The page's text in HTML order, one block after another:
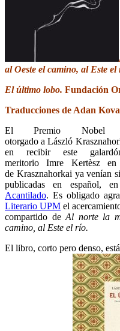
al Oeste el camino, al Este el
El último lobo. Fundación
Traducciones de Adan
El Premio Nobel
otorgado a László
en recibir este
meritorio Imre Kertèsz en
de Krasznahorkai ya venían
publicadas en español,
Acantilado. Es obligado
Literario UPM el
compartido deAl norte la
camino, al Este el río.
El libro, corto pero denso,